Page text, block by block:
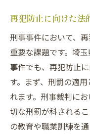
再犯防止に向けた法
刑事事件において、
重要な課題です。埼
事件でも、再犯防止
す。まず、刑罰の適
れます。刑事裁判に
切な刑罰が科される
の教育や職業訓練を